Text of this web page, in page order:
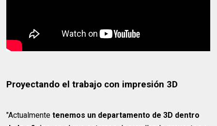
Proyectando el trabajo con impresión 3D
"Actualmentetenemos un departamento de 3D dentro